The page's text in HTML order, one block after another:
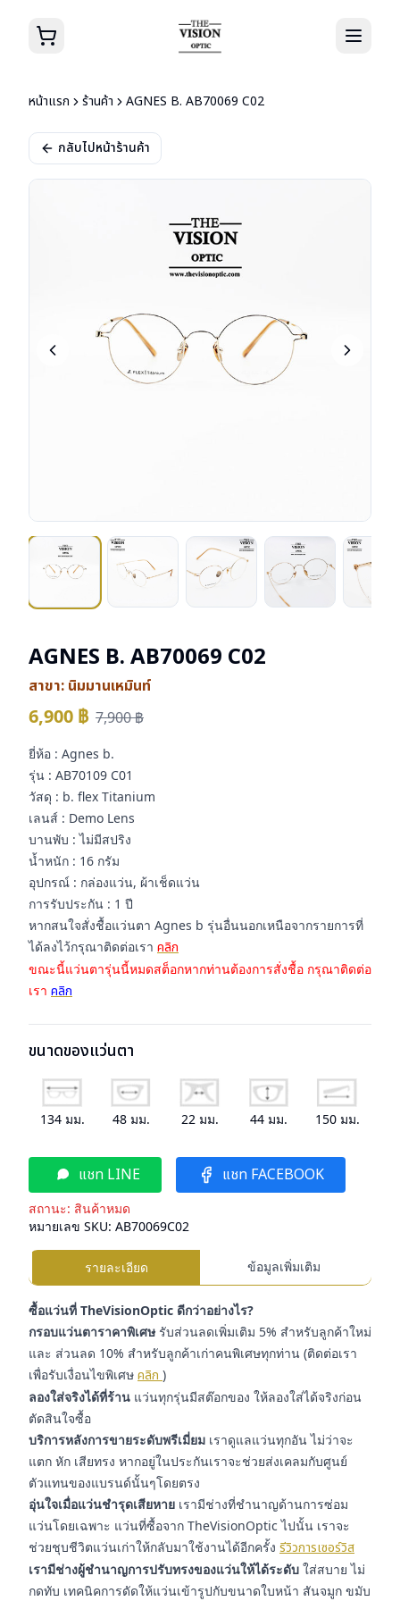
หน้าแรก ร้านค้า AGNES B. AB70069 C02
กลับไปหน้าร้านค้า
AGNES B. AB70069 C02
สาขา: นิมมานเหมินท์
6,900 ฿ 7,900฿
ยี่ห้อ : Agnes b.
รุ่น : AB70109 C01
วัสดุ : b. flex Titanium
เลนส์ : Demo Lens
บานพับ : ไม่มีสปริง
น้ำหนัก : 16 กรัม
อุปกรณ์ : กล่องแว่น, ผ้าเช็ดแว่น
การรับประกัน : 1 ปี
หากสนใจสั่งชื้อแว่นตา Agnes b รุ่นอื่นนอกเหนือจากรายการที่
ได้ลงไว้กรุณาติดต่อเรา คลิก
ขณะนี้แว่นตารุ่นนี้หมดสต็อกหากท่านต้องการสั่งชื้อ กรุณาติดต่อ
เรา คลิก
ขนาดของแว่นตา
134 มม. 48 มม. 22มม. 44มม. 150มม.
แชท LINE แชท FACEBOOK
สถานะ: สินค้าหมด
หมายเลข SKU: AB70069C02
รายละเอียด ข้อมูลเพิ่มเติม
ซื้อแว่นที่ TheVisionOptic ดีกว่าอย่างไร?
กรอบแว่นตาราคาพิเศษ รับส่วนลดเพิ่มเติม 5% สำหรับลูกค้าใหม่
และ ส่วนลด 10% สำหรับลูกค้าเก่าคนพิเศษทุกท่าน (ติดต่อเรา
เพื่อรับเงื่อนไขพิเศษ คลิก )
ลองใส่จริงได้ที่ร้าน แว่นทุกรุ่นมีสต๊อกของ ให้ลองใส่ได้จริงก่อน
ตัดสินใจซื้อ
บริการหลังการขายระดับพรีเมี่ยม เราดูแลแว่นทุกอัน ไม่ว่าจะ
แตก หัก เสียทรง หากอยู่ในประกันเราจะช่วยส่งเคลมกับศูนย์
ตัวแทนของแบรนด์นั้นๆโดยตรง
อุ่นใจเมื่อแว่นชำรุดเสียหาย เรามีช่างที่ชำนาญด้านการซ่อม
แว่นโดยเฉพาะ แว่นที่ซื้อจาก TheVisionOptic ไปนั้น เราจะ
ช่วยชุบชีวิตแว่นเก่าให้กลับมาใช้งานได้อีกครั้ง รีวิวการเซอร์วิส
เรามีช่างผู้ชำนาญการปรับทรงของแว่นให้ได้ระดับ ใส่สบาย ไม่
กดทับ เทคนิคการดัดให้แว่นเข้ารูปกับขนาดใบหน้า สันจมูก ขมับ